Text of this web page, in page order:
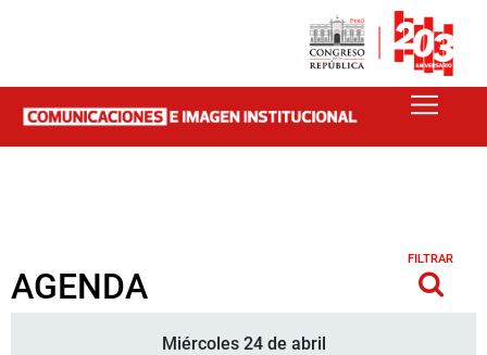
AGENDA
FILTRAR
Miércoles 24 de abril